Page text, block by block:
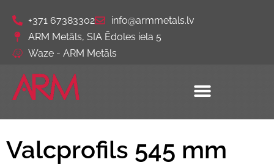
+371 67383302
info@armmetals.lv
ARM Metāls, SIA Ēdoles iela 5
Waze - ARM Metāls
Valcprofils 545 mm